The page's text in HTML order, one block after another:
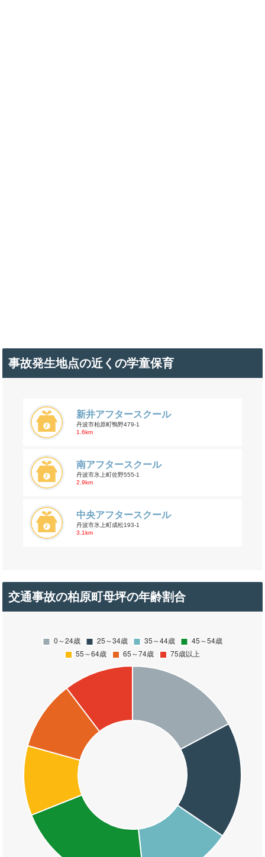
事故発生地点の近くの学童保育
新井アフタースクール
丹波市柏原町鴨野479-1
1.6km
南アフタースクール
丹波市氷上町佐野555-1
2.9km
中央アフタースクール
丹波市氷上町成松193-1
3.1km
交通事故の柏原町母坪の年齢割合